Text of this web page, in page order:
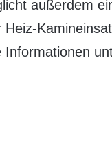
außerdem
Informationen